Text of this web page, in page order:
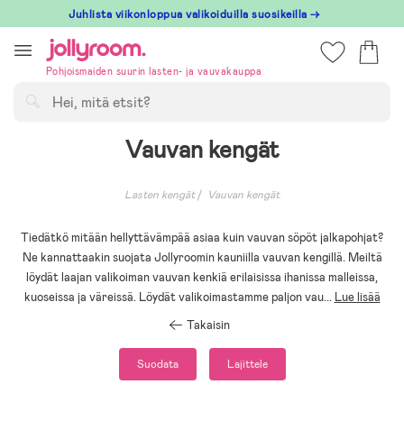
till
innehållet
Juhlista viikonloppua valikoiduilla suosikeilla →
Pohjoismaiden suurin lasten- ja vauvakauppa
Vauvan kengät
Lasten kengät Vauvan kengät
Tiedätkö mitään hellyttävämpää asiaa kuin vauvan söpöt jalkapohjat?
Ne kannattaakin suojata Jollyroomin kauniilla vauvan kengillä. Meiltä
löydät laajan valikoiman vauvan kenkiä erilaisissa ihanissa malleissa,
kuoseissa ja väreissä. Löydät valikoimastamme paljon vau... Lue lisää
Takaisin
Suodata Lajittele